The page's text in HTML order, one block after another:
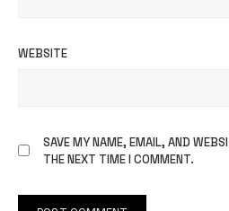
WEBSITE
SAVE MY NAME, EMAIL, AND
THE NEXT TIME I COMMENT.